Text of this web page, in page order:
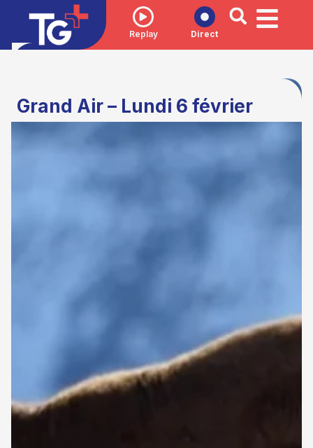
Replay Direct
Grand Air – Lundi 6 février